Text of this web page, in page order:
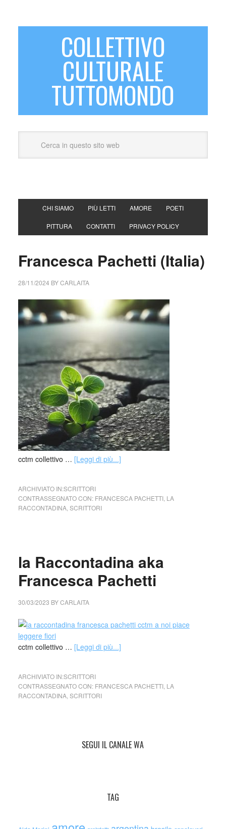
COLLETTIVO
CULTURALE
TUTTOMONDO
CHI SIAMO PIÙ LETTI AMORE POETI
PITTURA CONTATTI PRIVACY POLICY
Francesca Pachetti (Italia)
28/11/2024 BYCARLAITA
cctm collettivo … [Leggi di più...]
ARCHIVIATO IN:SCRITTORI
CONTRASSEGNATO CON: FRANCESCA PACHETTI, LA
RACCONTADINA, SCRITTORI
la Raccontadina aka
Francesca Pachetti
30/03/2023 BYCARLAITA
cctm collettivo … [Leggi di più...]
ARCHIVIATO IN:SCRITTORI
CONTRASSEGNATO CON: FRANCESCA PACHETTI, LA
RACCONTADINA, SCRITTORI
SEGUI IL CANALE WA
TAG